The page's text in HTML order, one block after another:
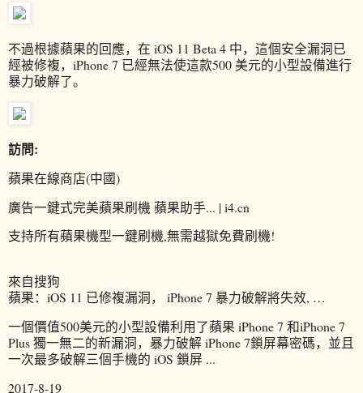
不過根據蘋果的回應，在 iOS 11 Beta 4 中，這個安全漏洞已
經被修複，iPhone 7 已經無法使這款500 美元的小型設備進行
暴力破解了。
訪問:
蘋果在線商店(中國)
廣告一鍵式完美蘋果刷機 蘋果助手... | i4.cn
支持所有蘋果機型一鍵刷機,無需越獄免費刷機!
來自搜狗
蘋果：iOS 11 已修複漏洞， iPhone 7 暴力破解將失效, …
一個價值500美元的小型設備利用了蘋果 iPhone 7 和iPhone 7
Plus 獨一無二的新漏洞，暴力破解 iPhone 7鎖屏幕密碼，並且
一次最多破解三個手機的 iOS 鎖屏 ...
2017-8-19